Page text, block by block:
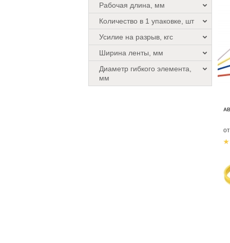
Рабочая длина, мм
Количество в 1 упаковке, шт
Усилие на разрыв, кгс
Ширина ленты, мм
Диаметр гибкого элемента,
мм
от